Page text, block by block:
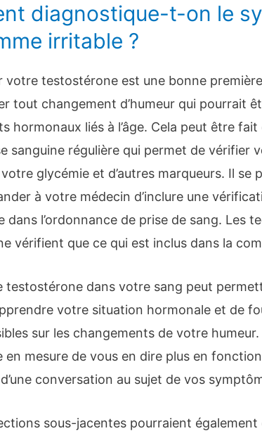
diagnostique-t-on le
irritable ?
votre testostérone est une bonne
tout changement d’humeur qui pourrait
hormonaux liés à l’âge. Cela peut être
sanguine régulière qui permet de vérifier
glycémie et d’autres marqueurs. Il se
à votre médecin d’inclure une
dans l’ordonnance de prise de sang. Les
vérifient que ce qui est inclus dans la
testostérone dans votre sang peut
votre situation hormonale et de
sur les changements de votre
mesure de vous en dire plus en fonction
conversation au sujet de vos
sous-jacentes pourraient également